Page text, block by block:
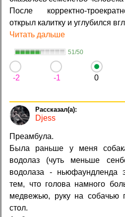
После корректно-
открыл калитку и углубился
Читать дальше
51/50
-2 -1 0
Djess
Преамбула.
Была раньше у меня
водолаз (чуть меньше
водолаза - ньюфаундленда
тем, что голова намного
медвежью, руку на собачью
стол.